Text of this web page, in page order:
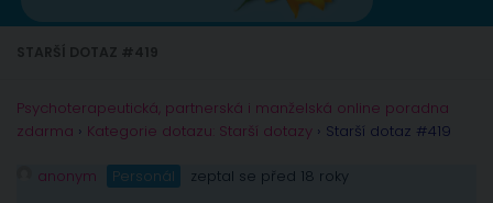
Psychoterapeutická, partnerská i manželská online poradna
zdarma › Kategorie dotazu: Starší dotazy › Starší dotaz #419
anonym Personál zeptal se před 18 roky